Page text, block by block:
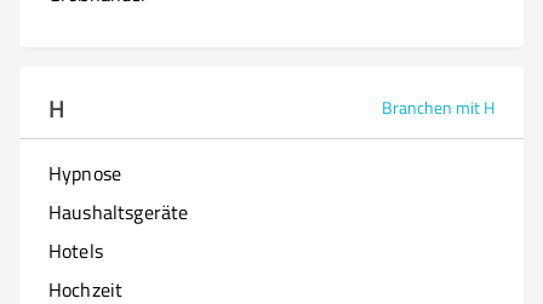
H Branchen mit H
Hypnose
Haushaltsgeräte
Hotels
Hochzeit